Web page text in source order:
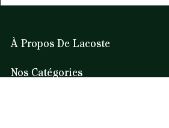
À Propos De Lacoste
Nos Catégories